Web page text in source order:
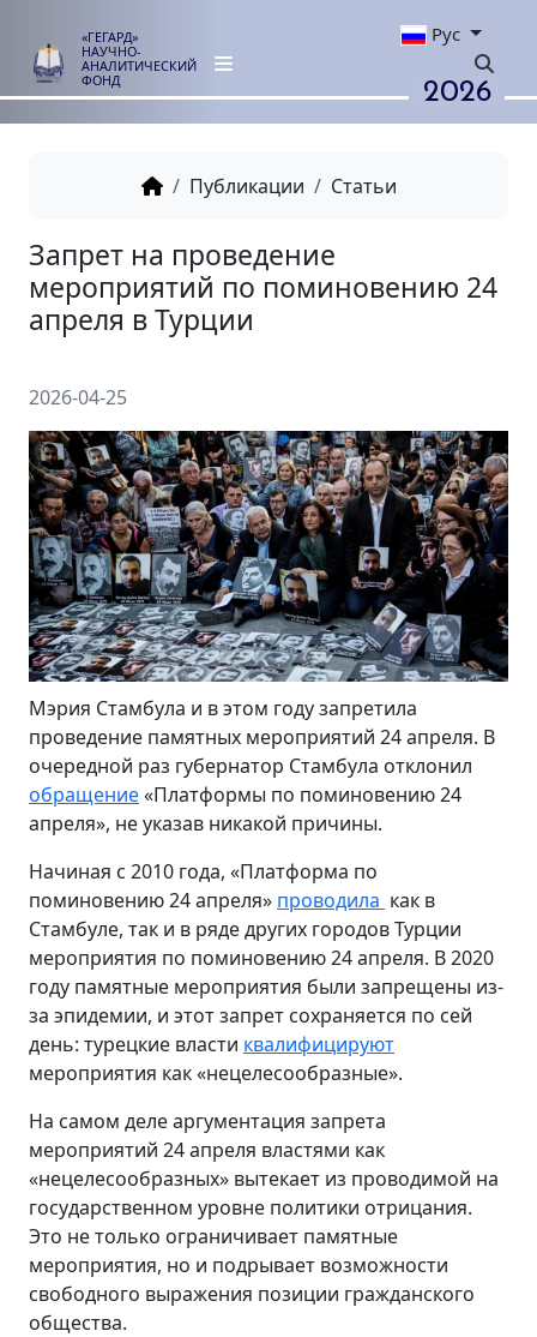
«ГЕГАРД»
НАУЧНО-
АНАЛИТИЧЕСКИЙ
ФОНД
Рус
2026
Публикации Статьи
Запрет на проведение
апреля в Турции
2026-04-25
Мэрия Стамбула и в этом году запретила
проведение памятных мероприятий 24 апреля. В
очередной раз губернатор Стамбула отклонил
обращение«Платформы по поминовению 24
апреля», не указав никакой причины.
Начиная с 2010 года, «Платформа по
поминовению 24 апреля» проводила как в
Стамбуле, так и в ряде других городов Турции
мероприятия по поминовению 24 апреля. В 2020
году памятные мероприятия были запрещены из-
за эпидемии, и этот запрет сохраняется по сей
день: турецкие власти квалифицируют
мероприятия как «нецелесообразные».
На самом деле аргументация запрета
мероприятий 24 апреля властями как
«нецелесообразных» вытекает из проводимой на
государственном уровне политики отрицания.
Это не только ограничивает памятные
мероприятия, но и подрывает возможности
свободного выражения позиции гражданского
общества.